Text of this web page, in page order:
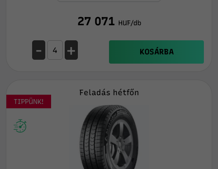
27 071 HUF/db
- + KOSÁRBA
TIPPÜNK!
Feladás hétfőn